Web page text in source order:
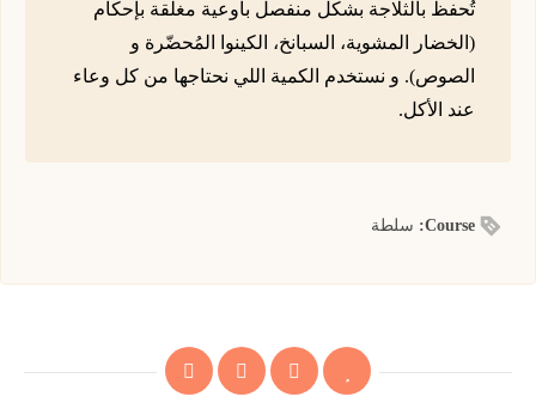
تُحفظ بالثلاجة بشكل منفصل بأوعية مغلقة بإحكام
(الخضار المشوية، السبانخ، الكينوا المُحضّرة و
الصوص). و نستخدم الكمية اللي نحتاجها من كل وعاء
عند الأكل.
Course: سلطة